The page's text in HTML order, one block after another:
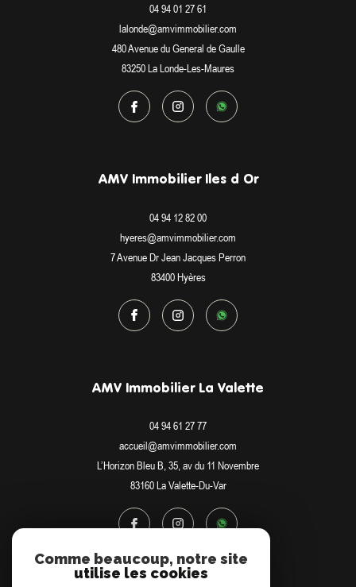
04 94 01 27 61
lalonde@amvimmobilier.com
480 Avenue du General de Gaulle
83250 La Londe-Les-Maures
AMV Immobilier Iles d Or
04 94 12 82 00
hyeres@amvimmobilier.com
7 Avenue Dr Jean Jacques Perron
83400
Hyères
AMV Immobilier La Valette
04 94 61 27 77
accueil@amvimmobilier.com
L’Horizon Bleu B, 35, av du 11 Novembre
83160 La Valette-Du-Var
Comme beaucoup, notre site
utilise les cookies